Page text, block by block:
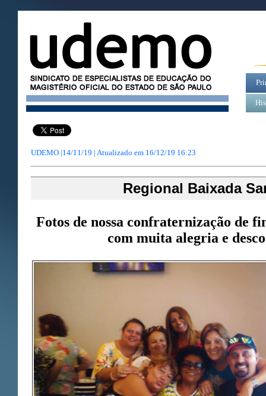
UDEMO |14/11/19 | Atualizado em 16/12/19 16:23
Regional Baixada
Fotos de nossa confraternização de
com muita alegria e